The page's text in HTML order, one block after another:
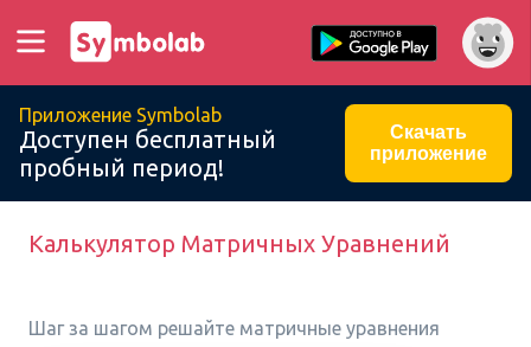
Приложение Symbolab
Доступен бесплатный
пробный период!
Скачать
приложение
Калькулятор Матричных Уравнений
Шаг за шагом решайте матричные уравнения